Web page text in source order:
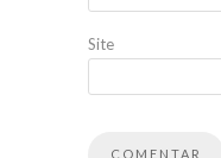
Site